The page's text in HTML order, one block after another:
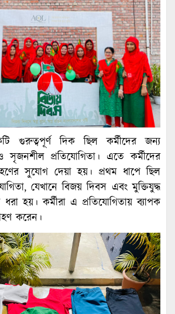
গুরুত্বপূর্ণ দিক ছিল কর্মীদের জন্য
প্রতিযোগিতা। এতে কর্মীদের
সুযোগ দেয়া হয়। প্রথম ধাপে ছিল
যেখানে বিজয় দিবস এবং মুক্তিযুদ্ধ
হয়। কর্মীরা এ প্রতিযোগিতায় ব্যাপক
করেন।